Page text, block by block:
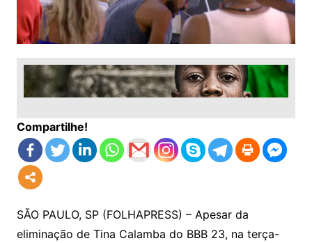
Compartilhe!
SÃO PAULO, SP (FOLHAPRESS) – Apesar da
eliminação de Tina Calamba do BBB 23, na terça-